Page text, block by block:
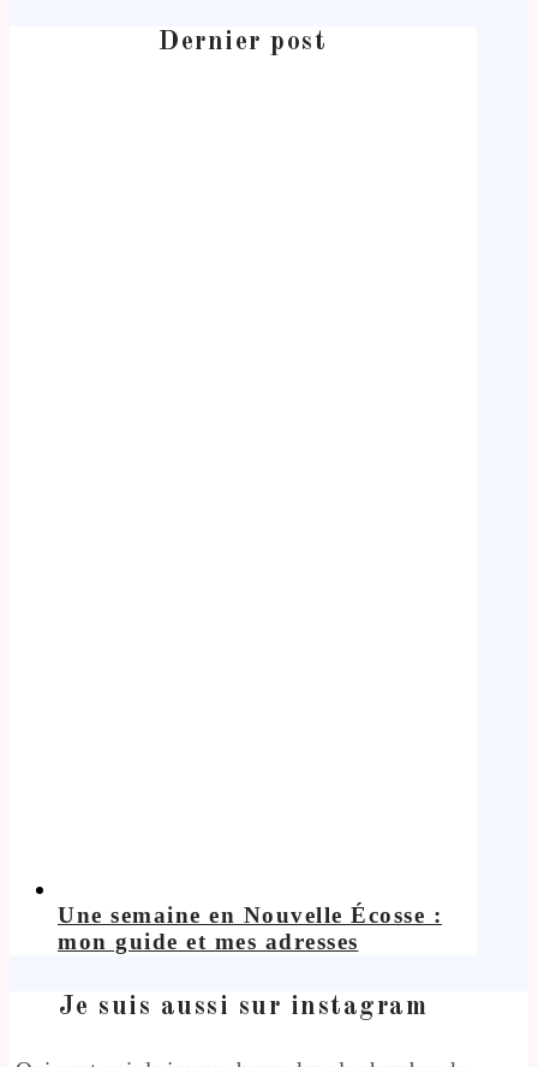
Dernier post
Une semaine en Nouvelle Écosse :
mon guide et mes adresses
Je suis aussi sur instagram